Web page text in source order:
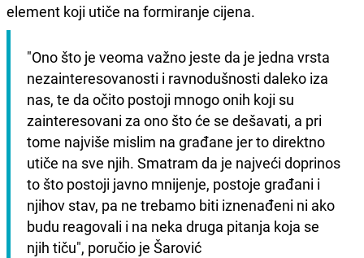
element koji utiče na formiranje cijena.
"Ono što je veoma važno jeste da je jedna vrsta
nezainteresovanosti i ravnodušnosti daleko iza
nas, te da očito postoji mnogo onih koji su
zainteresovani za ono što će se dešavati, a pri
tome najviše mislim na građane jer to direktno
utiče na sve njih. Smatram da je najveći doprinos
to što postoji javno mnijenje, postoje građani i
njihov stav, pa ne trebamo biti iznenađeni ni ako
budu reagovali i na neka druga pitanja koja se
njih tiču", poručio je Šarović